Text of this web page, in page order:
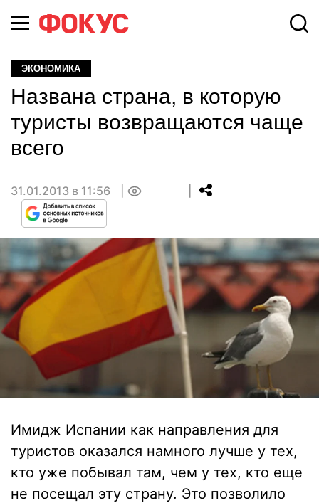
ЭКОНОМИКА
Названа страна, в которую
туристы возвращаются чаще
всего
31.01.2013 в 11:56
Имидж Испании как направления для
туристов оказался намного лучше у тех,
кто уже побывал там, чем у тех, кто еще
не посещал эту страну. Это позволило